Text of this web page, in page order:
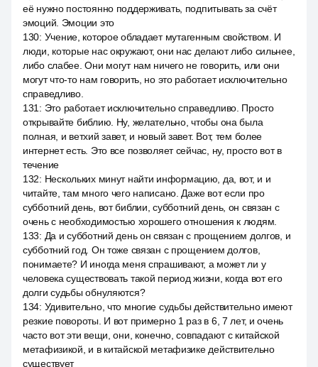
её нужно постоянно поддерживать, подпитывать за счёт
эмоций. Эмоции это
130: Учение, которое обладает мутагенным свойством. И
люди, которые нас окружают, они нас делают либо сильнее,
либо слабее. Они могут нам ничего не говорить, или они
могут что-то нам говорить, но это работает исключительно
справедливо.
131 : Это работает исключительно справедливо. Просто
открывайте библию. Ну, желательно, чтобы она была
полная, и ветхий завет, и новый завет. Вот, тем более
интернет есть. Это все позволяет сейчас, ну, просто вот в
течение
132: Нескольких минут найти информацию, да, вот, и и
читайте, там много чего написано. Даже вот если про
субботний день, вот библии, субботний день, он связан с
очень с необходимостью хорошего отношения к людям.
133: Да и субботний день он связан с прощением долгов, и
субботний год. Он тоже связан с прощением долгов,
понимаете? И иногда меня спрашивают, а может ли у
человека существовать такой период жизни, когда вот его
долги судьбы обнуляются?
134: Удивительно, что многие судьбы действительно имеют
резкие повороты. И вот примерно 1 раз в 6, 7 лет, и очень
часто вот эти вещи, они, конечно, совпадают с китайской
метафизикой, и в китайской метафизике действительно
существует